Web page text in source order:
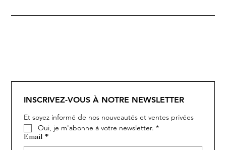
INSCRIVEZ-VOUS À NOTRE NEWSLETTER
Et soyez informé de nos nouveautés et ventes privées
Oui, je m'abonne à votre newsletter. *
Email *